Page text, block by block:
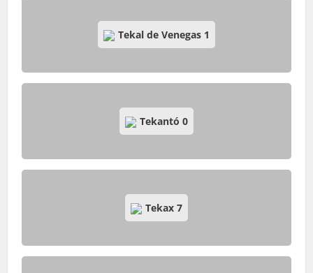
Tekal de Venegas 1
Tekantó 0
Tekax 7